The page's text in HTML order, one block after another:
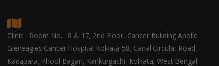
Clinic Room No. 18 & 17, 2nd Floor, Cancer Building Apollo
Gleneagles Cancer Hospital Kolkata 58, Canal Circular Road,
Kadapara, Phool Bagan, Kankurgachi, Kolkata, West Bengal